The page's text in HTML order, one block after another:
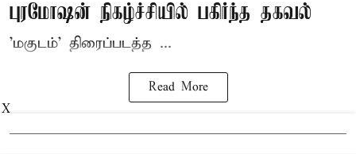
புரமோஷன் நிகழ்ச்சியில் பகிர்ந்த தகவல்
'மகுடம்' திரைப்படத்த ...
Read More
X